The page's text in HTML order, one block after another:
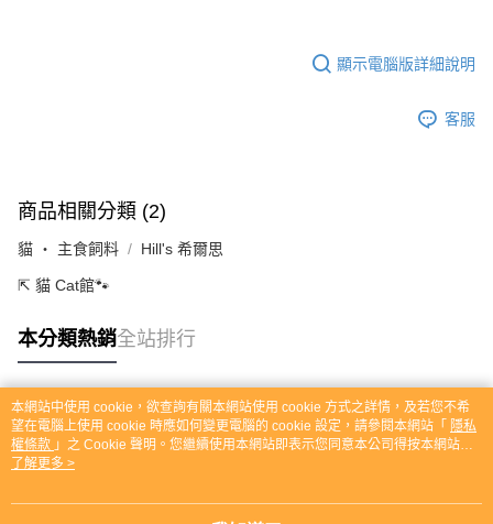
顯示電腦版詳細說明
客服
商品相關分類 (2)
貓 ‧ 主食飼料 Hill's 希爾思
⇱ 貓 Cat館🐾
本分類熱銷全站排行
熱門標籤
本網站中使用 cookie，欲查詢有關本網站使用 cookie 方式之詳情，及若您不希
望在電腦上使用 cookie 時應如何變更電腦的 cookie 設定，請參閱本網站「 隱私
權條款 」之 Cookie 聲明。您繼續使用本網站即表示您同意本公司得按本網站使
用條款之 Cookie 聲明使用 cookie。
了解更多 >